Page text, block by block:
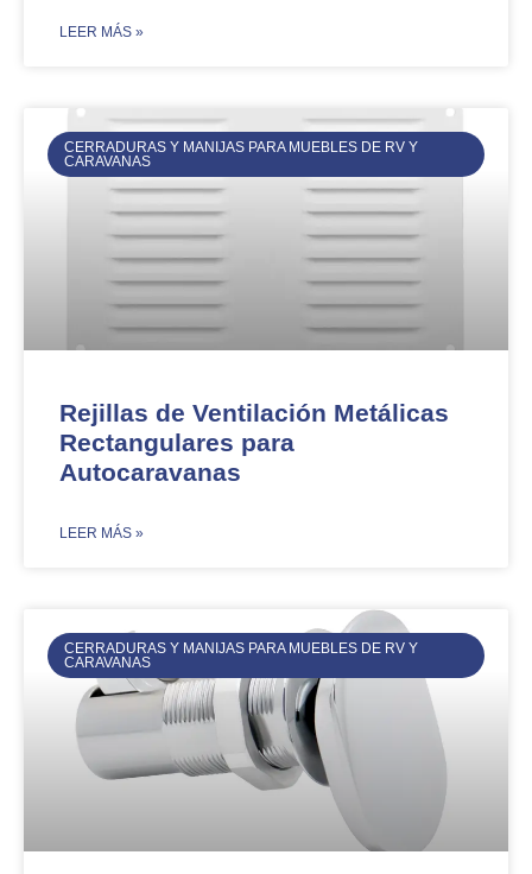
​LEER MÁS »
CERRADURAS Y MANIJAS PARA MUEBLES DE RV Y
CARAVANAS
Rejillas de Ventilación Metálicas
Rectangulares para
Autocaravanas
​LEER MÁS »
CERRADURAS Y MANIJAS PARA MUEBLES DE RV Y
CARAVANAS